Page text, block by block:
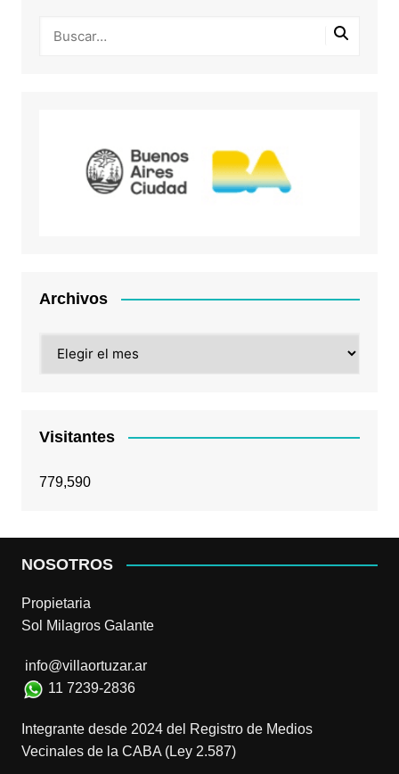
Archivos
Visitantes
779,590
NOSOTROS
Propietaria
Sol Milagros Galante
info@villaortuzar.ar
11 7239-2836
Integrante desde 2024 del Registro de Medios
Vecinales de la CABA (Ley 2.587)